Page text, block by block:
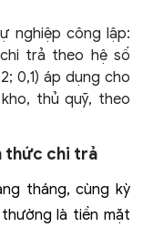
nghiệp công lập:
trả theo hệ số
0,1) áp dụng cho
thủ quỹ, theo
thức chi trả
tháng, cùng kỳ
là tiền mặt